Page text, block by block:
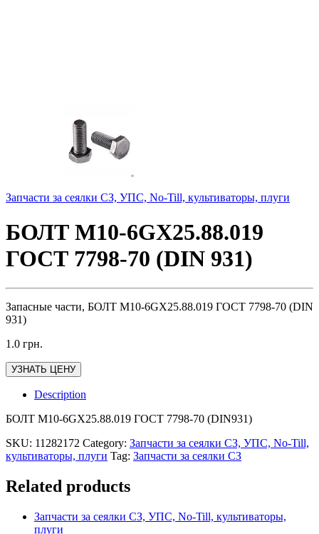
Запчасти за сеялки СЗ, УПС, No-Till, культиваторы, плуги
БОЛТ М10-6GХ25.88.019
ГОСТ 7798-70 (DIN 931)
Запасные части, БОЛТ М10-6GХ25.88.019 ГОСТ 7798-70 (DIN
931)
1.0 грн.
УЗНАТЬ ЦЕНУ
Description
БОЛТ М10-6GХ25.88.019 ГОСТ 7798-70 (DIN931)
SKU: 11282172 Category: Запчасти за сеялки СЗ, УПС, No-Till,
культиваторы, плуги Tag: Запчасти за сеялки СЗ
Related products
Запчасти за сеялки СЗ, УПС, No-Till, культиваторы,
плуги